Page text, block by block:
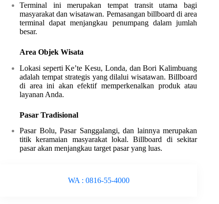
Terminal ini merupakan tempat transit utama bagi
masyarakat dan wisatawan. Pemasangan billboard di area
terminal dapat menjangkau penumpang dalam jumlah
besar.
Area Objek Wisata
Lokasi seperti Ke’te Kesu, Londa, dan Bori Kalimbuang
adalah tempat strategis yang dilalui wisatawan. Billboard
di area ini akan efektif memperkenalkan produk atau
layanan Anda.
Pasar Tradisional
Pasar Bolu, Pasar Sanggalangi, dan lainnya merupakan
titik keramaian masyarakat lokal. Billboard di sekitar
pasar akan menjangkau target pasar yang luas.
WA : 0816-55-4000